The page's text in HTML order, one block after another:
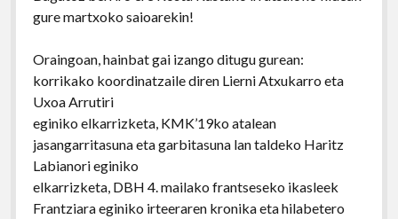
gure martxoko saioarekin!
Oraingoan, hainbat gai izango ditugu gurean:
korrikako koordinatzaile diren Lierni Atxukarro eta
Uxoa Arrutiri
eginiko elkarrizketa, KMK’19ko atalean
jasangarritasuna eta garbitasuna lan taldeko Haritz
Labianori eginiko
elkarrizketa, DBH 4. mailako frantseseko ikasleek
Frantziara eginiko irteeraren kronika eta hilabetero